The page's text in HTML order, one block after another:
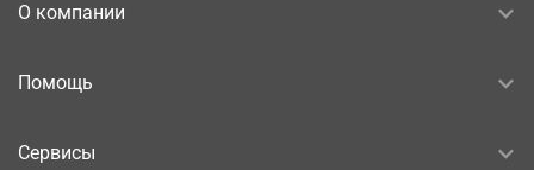
О компании
Помощь
Сервисы